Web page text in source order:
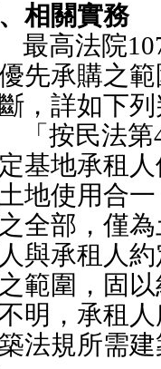
相關實務
最高法院
先承購之
，詳如下
「按民法
基地承租
地使用合
全部，僅
與承租人
範圍，固
明，承租
法規所需